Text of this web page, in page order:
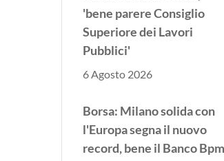
'bene parere Consiglio
Superiore dei Lavori
Pubblici'
6 Agosto 2026
Borsa: Milano solida con
l'Europa segna il nuovo
record, bene il Banco Bpm